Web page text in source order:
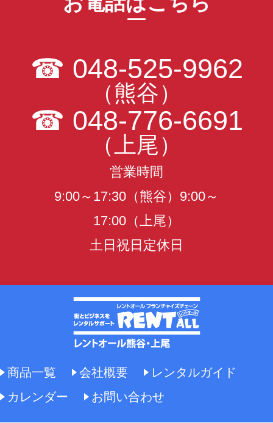
☎ 048-525-9962
（熊谷）
☎ 048-776-6691
（上尾）
営業時間
9:00～17:30（熊谷）9:00～
17:00（上尾）
土日祝日定休日
商品一覧 会社概要
レンタルガイド
カレンダー
お問い合わせ